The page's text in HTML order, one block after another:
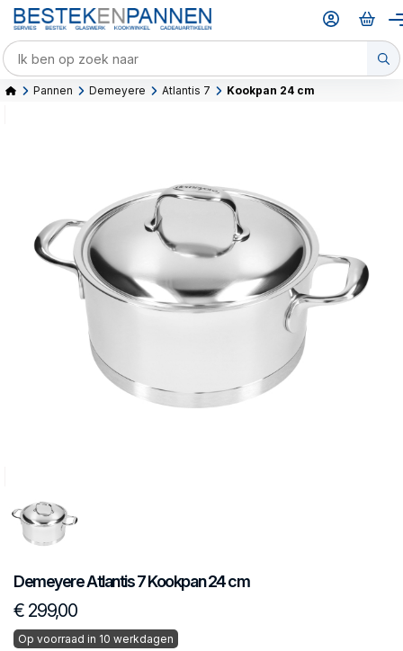
Pannen Demeyere Atlantis 7 Kookpan 24 cm
DemeyereAtlantis 7Kookpan 24 cm
€ 299,00
Op voorraad in 10 werkdagen